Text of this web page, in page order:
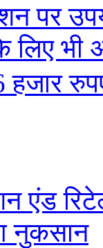
पर
के लिए
हजार
एंड
नुकसान